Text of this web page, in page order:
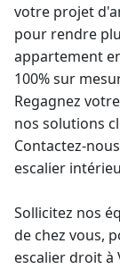
votre projet
pour rendre
appartement
100% sur
Regagnez
nos solutions
Contactez-
escalier
Sollicitez nos
de chez vous,
escalier droità